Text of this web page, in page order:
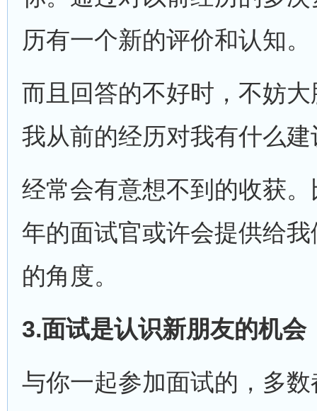
历有一个新的评价和认知。
而且回答的不好时，不妨
我从前的经历对我有什么建
经常会有意想不到的收获
年的面试官或许会提供给
的角度。
3.面试是认识新朋友的机会
与你一起参加面试的，多